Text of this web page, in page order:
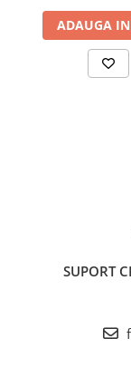
ADAUGA IN
SUPORT